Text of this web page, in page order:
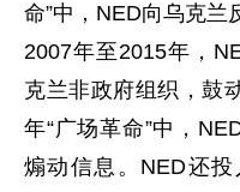
命”中，NED向乌克兰
2007年至2015年，
克兰非政府组织，鼓
年“广场革命”中，
煽动信息。NED还投